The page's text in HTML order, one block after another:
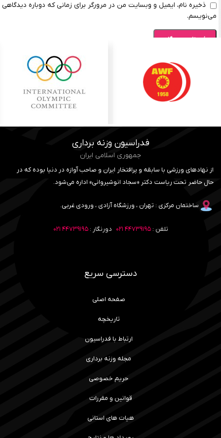
ذخیره نام، ایمیل و وبسایت من در مرورگر برای زمانی که دوباره دیدگاهی
می‌نویسم.
فدراسیون وزنه برداری
جمهوری اسلامی ایران
از نهادهای ورزشی با سابقه و پرافتخار ایران و صاحب آوازه در دنیا بوده که در
حال حاضر تحت ریاست دکتر «سجاد انوشیروانی» اداره می‌شود.
ساختمان مرکزی : تهران ، ورزشگاه آزادی ، ورودی غربی.
تلفن :۴۴۷۳۹۱۹۵ ۰۲۱ دورنگار :۴۴۷۳۹۱۹۵ ۰۲۱
دسترسی سریع
صفحه اصلی
تاریخچه
ارتباط با فدراسیون
مجله وزنه برداری
حریم خصوصی
قوانین و مقررات
هیات های استانی